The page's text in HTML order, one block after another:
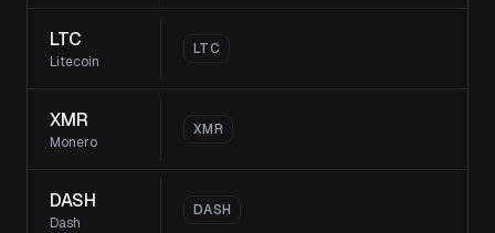
LTC
Litecoin
LTC
XMR
Monero
XMR
DASH
Dash
DASH